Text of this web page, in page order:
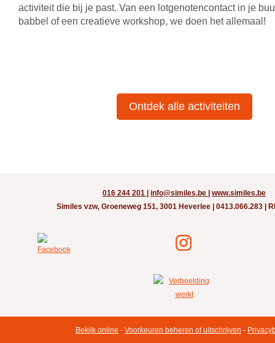
activiteit die bij je past. Van een lotgenotencontact in je
babbel of een creatieve workshop, we doen het allemaal!
Ontdek alle activiteiten
016 244 201 info@similes.be
www.similes.be
Similes vzw, Groeneweg 151, 3001 Heverlee | 0413.066.283 |
Bekijk online - Voorkeuren beheren of uitschrijven -